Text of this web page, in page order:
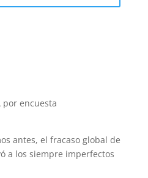
por encuesta
antes, el fracaso global de
a los siempre imperfectos